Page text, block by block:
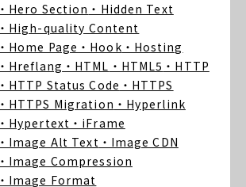
・Hero Section ・Hidden Text
・High-quality Content
・Home Page ・Hook ・Hosting
・Hreflang ・HTML ・HTML5 ・HTTP
・HTTP Status Code ・HTTPS
・HTTPS Migration ・Hyperlink
・Hypertext ・iFrame
・Image Alt Text ・Image CDN
・Image Compression
・Image Format